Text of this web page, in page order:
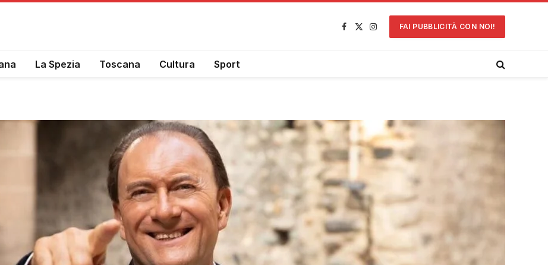
Facebook
X
Instagram
FAI PUBBLICITÀ CON NOI!
La Spezia Toscana Cultura Sport